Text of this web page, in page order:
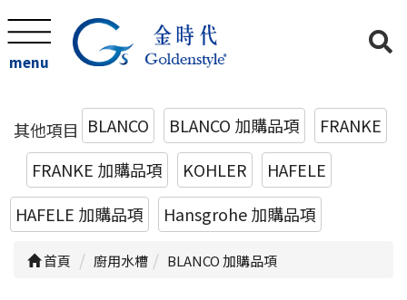
menu
其他項目 BLANCO BLANCO 加購品項
FRANKE
FRANKE 加購品項
KOHLER
HAFELE
HAFELE 加購品項
Hansgrohe 加購品項
首頁 廚用水槽 BLANCO 加購品項